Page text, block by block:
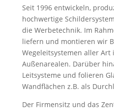
Seit 1996 entwickeln,
hochwertige
die Werbetechnik. Im
liefern und montieren wir
Wegeleitsystemen aller
Außenarealen. Darüber
Leitsysteme und folieren
Wandflächen z.B. als
Der Firmensitz und das